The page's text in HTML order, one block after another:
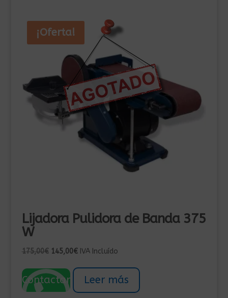
¡Oferta!
Lijadora Pulidora de Banda 375
W
175,00€ El
original
era:
145,00€El
actual
es:
IVA Incluído
Contactar Leer más